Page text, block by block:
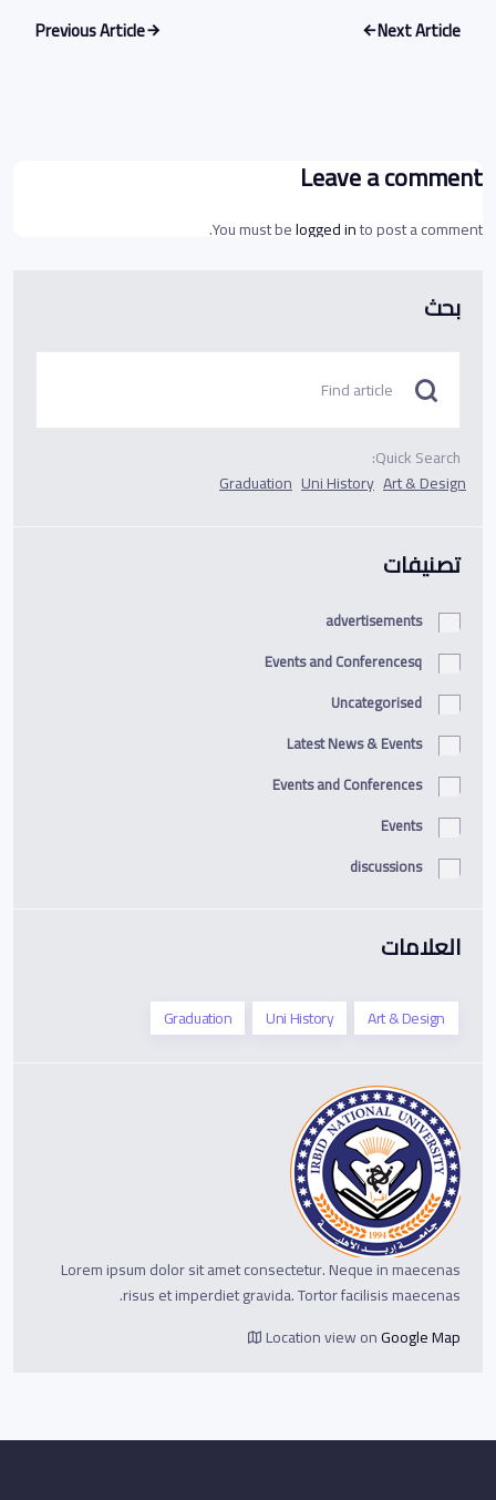
Next Article
Previous Article
Leave a comment
You must belogged into post a comment.
بحث
Quick Search:
Art & Design
Uni History
Graduation
تصنيفات
advertisements
Events and Conferencesq
Uncategorised
Latest News & Events
Events and Conferences
Events
discussions
العلامات
Art & Design
Uni History
Graduation
Lorem ipsum dolor sit amet consectetur. Neque in maecenas
risus et imperdiet gravida. Tortor facilisis maecenas.
Location view onGoogle Map